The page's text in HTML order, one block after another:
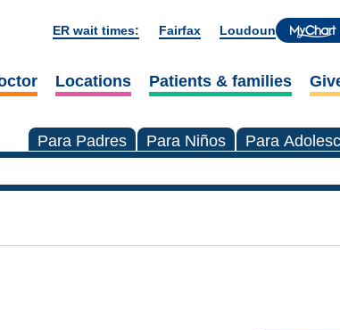
ER wait times: Fairfax Loudoun
Locations Patients & families
Para Padres Para Niños Para